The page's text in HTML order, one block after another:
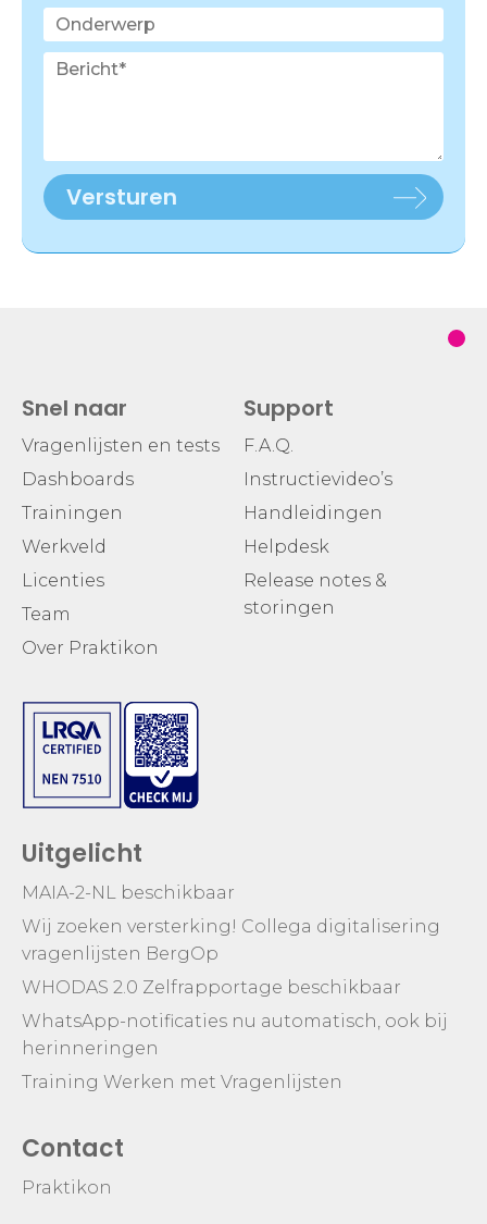
Versturen
Snel naar
Vragenlijsten en tests
Dashboards
Trainingen
Werkveld
Licenties
Team
Over Praktikon
Support
F.A.Q.
Instructievideo’s
Handleidingen
Helpdesk
Release notes &
storingen
Uitgelicht
MAIA-2-NL beschikbaar
Wij zoeken versterking! Collega digitalisering
vragenlijsten BergOp
WHODAS 2.0 Zelfrapportage beschikbaar
WhatsApp-notificaties nu automatisch, ook bij
herinneringen
Training Werken met Vragenlijsten
Contact
Praktikon